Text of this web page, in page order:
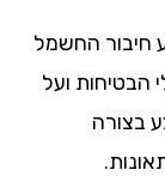
החשמל
ועל